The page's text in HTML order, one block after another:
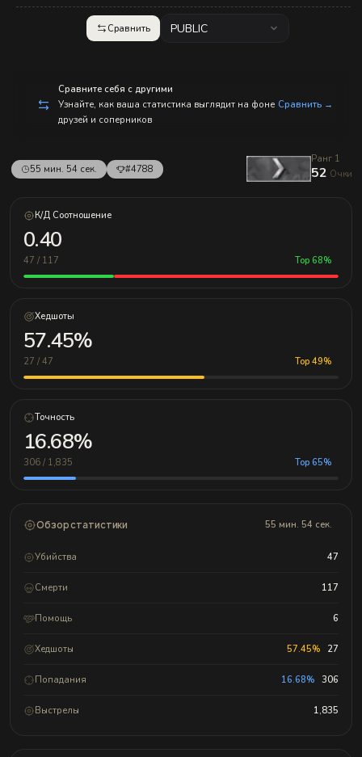
Сравнить PUBLIC
Сравните себя с другими
Узнайте, как ваша статистика выглядит на фоне
друзей и соперников
Сравнить →
55 мин. 54 сек. #4788
Ранг 1
52 Очки
К/Д Соотношение
0.40
47 / 117 Top 68%
Хедшоты
57.45%
27 / 47 Top 49%
Точность
16.68%
306 / 1,835 Top 65%
Обзор статистики 55 мин. 54 сек.
Убийства 47
Смерти 117
Помощь 6
Хедшоты 57.45% 27
Попадания 16.68% 306
Выстрелы 1,835
с